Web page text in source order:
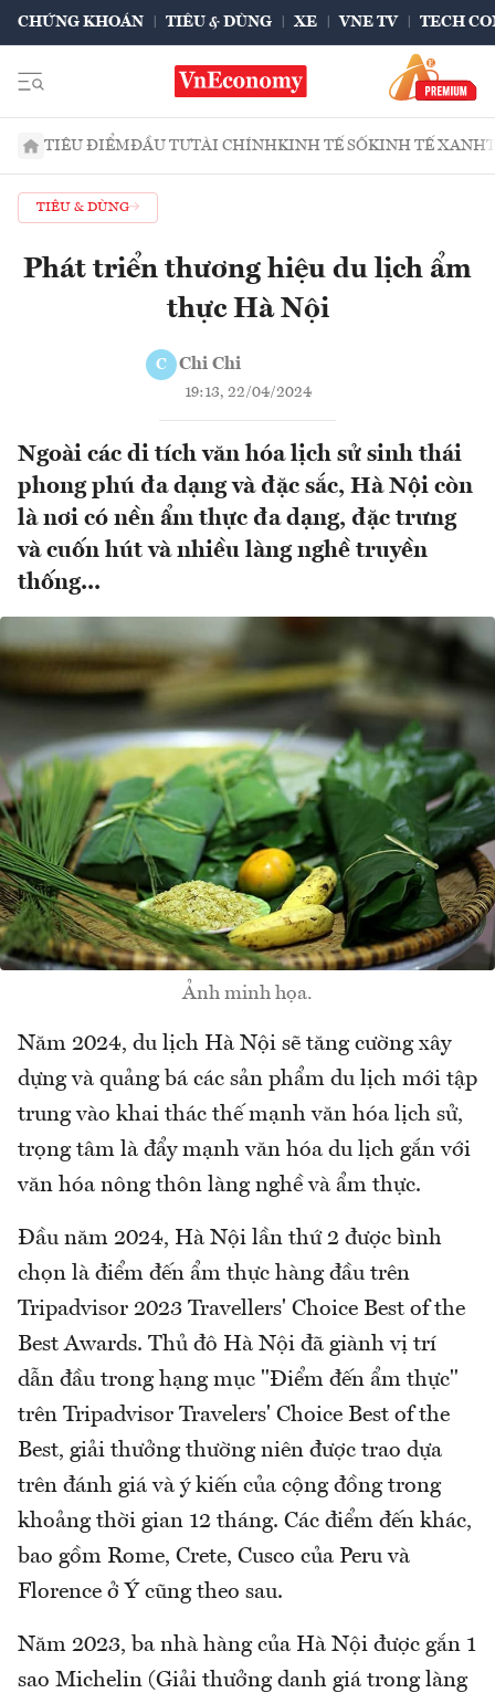
CHỨNG KHOÁN TIÊU & DÙNG XE VNE TV TECH
TIÊU ĐIỂMĐẦU TƯTÀI CHÍNHKINH TẾ SỐKINH TẾ XANH
TIÊU & DÙNG
Phát triển thương hiệu du lịch ẩm
thực Hà Nội
C Chi Chi
19:13, 22/04/2024
Ngoài các di tích văn hóa lịch sử sinh thái
phong phú đa dạng và đặc sắc, Hà Nội còn
là nơi có nền ẩm thực đa dạng, đặc trưng
và cuốn hút và nhiều làng nghề truyền
thống...
Ảnh minh họa.
Năm 2024, du lịch Hà Nội sẽ tăng cường xây
dựng và quảng bá các sản phẩm du lịch mới tập
trung vào khai thác thế mạnh văn hóa lịch sử,
trọng tâm là đẩy mạnh văn hóa du lịch gắn với
văn hóa nông thôn làng nghề và ẩm thực.
Đầu năm 2024, Hà Nội lần thứ 2 được bình
chọn là điểm đến ẩm thực hàng đầu trên
Tripadvisor 2023 Travellers' Choice Best of the
Best Awards. Thủ đô Hà Nội đã giành vị trí
dẫn đầu trong hạng mục "Điểm đến ẩm thực"
trên Tripadvisor Travelers' Choice Best of the
Best, giải thưởng thường niên được trao dựa
trên đánh giá và ý kiến ​​của cộng đồng trong
khoảng thời gian 12 tháng. Các điểm đến khác,
bao gồm Rome, Crete, Cusco của Peru và
Florence ở Ý cũng theo sau.
Năm 2023, ba nhà hàng của Hà Nội được gắn 1
sao Michelin (Giải thưởng danh giá trong làng